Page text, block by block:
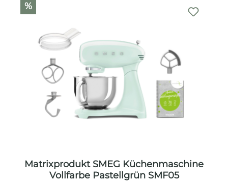
%
Matrixprodukt SMEG Küchenmaschine
Vollfarbe Pastellgrün SMF05